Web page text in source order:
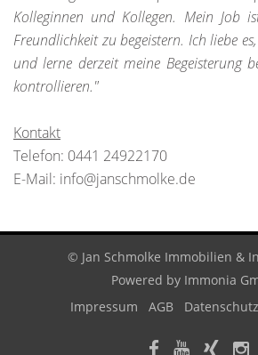
Kolleginnen und Kollegen. Mein Job
Freundlichkeit zu begeistern. Ich liebe
und lerne derzeit meine Begeisterung
kontrollieren."
Kontakt
Telefon: 0441 24922170
E-Mail: info@janschmolke.de
© Jan Schmolke Immobilien &
Powered by Immonia
Impressum
AGB Datenschutz